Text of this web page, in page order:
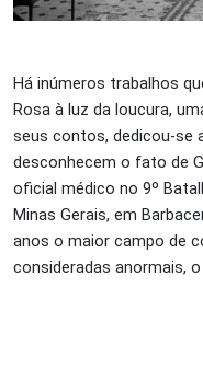
Há inúmeros trabalhos
Rosa à luz da loucura,
seus contos, dedicou-se
desconhecem o fato de
oficial médico no 9º
Minas Gerais, em
anos o maior campo de
consideradas anormais,